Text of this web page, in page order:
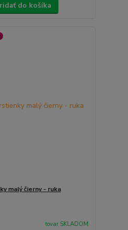
do košíka
malý čierny - ruka
tovar SKLADOM